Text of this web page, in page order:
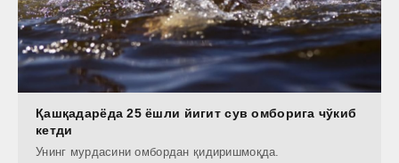
Қашқадарёда 25 ёшли йигит сув омборига чўкиб
кетди
Унинг мурдасини омбордан қидиришмоқда.